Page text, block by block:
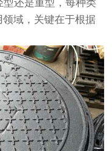
还是重型，每种类
域，关键在于根据